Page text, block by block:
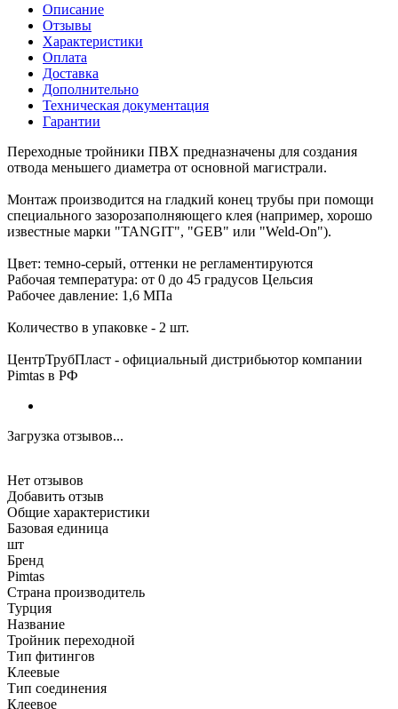
Описание
Отзывы
Характеристики
Оплата
Доставка
Дополнительно
Техническая документация
Гарантии
Переходные тройники ПВХ предназначены для создания
отвода меньшего диаметра от основной магистрали.
Монтаж производится на гладкий конец трубы при помощи
специального зазорозаполняющего клея (например, хорошо
известные марки "TANGIT", "GEB" или "Weld-On").
Цвет: темно-серый, оттенки не регламентируются
Рабочая температура: от 0 до 45 градусов Цельсия
Рабочее давление: 1,6 МПа
Количество в упаковке - 2 шт.
ЦентрТрубПласт - официальный дистрибьютор компании
Pimtas в РФ
Загрузка отзывов...
Нет отзывов
Добавить отзыв
Общие характеристики
Базовая единица
шт
Бренд
Pimtas
Страна производитель
Турция
Название
Тройник переходной
Тип фитингов
Клеевые
Тип соединения
Клеевое